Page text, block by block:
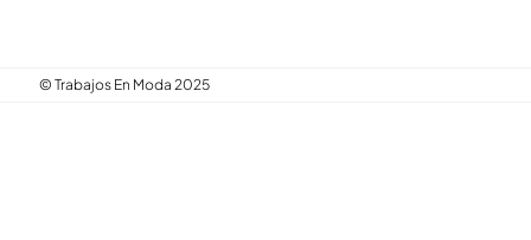
© Trabajos En Moda 2025